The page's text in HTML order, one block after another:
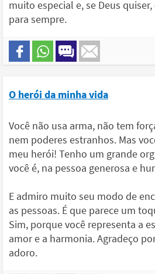
muito especial e, se Deus
para sempre.
O herói da minha vida
Você não usa arma, não tem
nem poderes estranhos. Mas
meu herói! Tenho um grande
você é, na pessoa generosa e
E admiro muito seu modo de
as pessoas. É que parece um
Sim, porque você representa a
amor e a harmonia. Agradeço
adoro.